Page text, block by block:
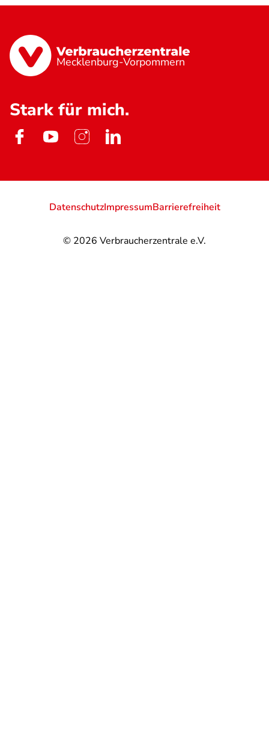
Mecklenburg-Vorpommern
Stark für mich.
© 2026 Verbraucherzentrale e.V.
DatenschutzImpressumBarrierefreiheit